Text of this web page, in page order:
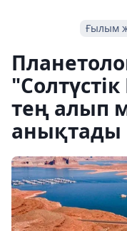
Ғылым
тең алып
анықтады